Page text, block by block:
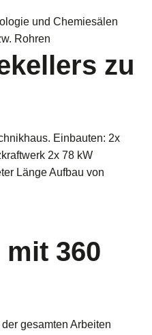
und Chemiesälen
Rohren
zu
Einbauten: 2x
2x 78 kW
Länge Aufbau von
360
gesamten Arbeiten